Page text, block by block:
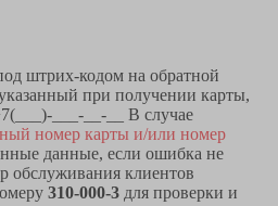
штрих-кодом на обратной
при получении карты,
___-__-__ В случае
номер карты и/или номер
данные, если ошибка не
обслуживания клиентов
310-000-3 для проверки и